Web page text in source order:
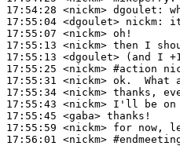
17:54:28 <nickm> dgoulet:
17:55:04 <dgoulet> nickm:
17:55:07 <nickm>
17:55:13 <nickm>
17:55:13 <dgoulet>
17:55:25 <nickm> #action
17:55:31 <nickm>
17:55:34 <nickm>
17:55:43 <nickm>
17:55:45 <gaba>
17:55:59 <nickm>
17:56:01 <nickm>